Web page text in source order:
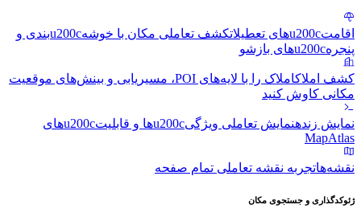
اقامتu200cهای تعطیلات
کشف تعاملی مکان با خوشهu200cبندی و
پنجرهu200cهای بازشو
کشف املاک
املاک را با لایه‌های POI، مسیریابی و بینش‌های موقعیت
مکانی کاوش کنید
نمایش زنده
نمایش تعاملی ویژگیu200cها و قابلیتu200cهای
MapAtlas
نقشه‌هاتجربه نقشه تعاملی تمام صفحه
ژئوکدگذاری و جستجوی مکان